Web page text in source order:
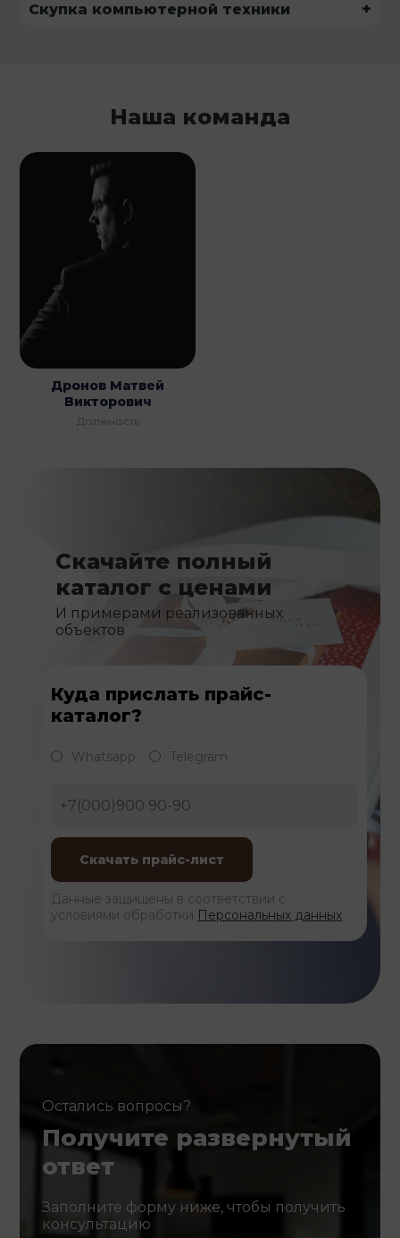
Скупка компьютерной техники +
Наша команда
Дронов Матвей
Викторович
Должность
Скачайте полный
каталог с ценами
И примерами реализованных
объектов
Куда прислать прайс-
каталог?
Whatsapp Telegram
Данные защищены в соответствии с
условиями обработки Персональных данных
Остались вопросы?
Получите развернутый
ответ
Заполните форму ниже, чтобы получить
консультацию